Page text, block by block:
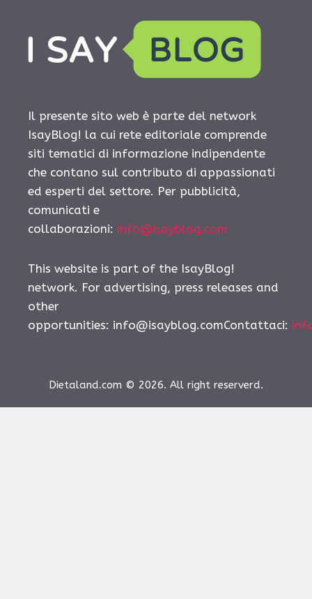
Il presente sito web è parte del network
IsayBlog! la cui rete editoriale comprende
siti tematici di informazione indipendente
che contano sul contributo di appassionati
ed esperti del settore. Per pubblicità,
comunicati e
collaborazioni: info@isayblog.com
This website is part of the IsayBlog!
network. For advertising, press releases and
other
opportunities: info@isayblog.comContattaci:
Dietaland.com © 2026. All right reserverd.